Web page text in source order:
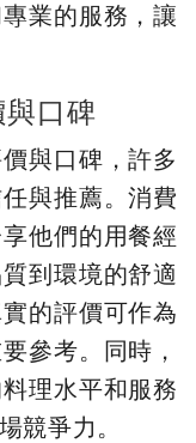
業的服務，讓
口碑
與口碑，許多
與推薦。消費
他們的用餐經
到環境的舒適
的評價可作為
參考。同時，
理水平和服務
競爭力。